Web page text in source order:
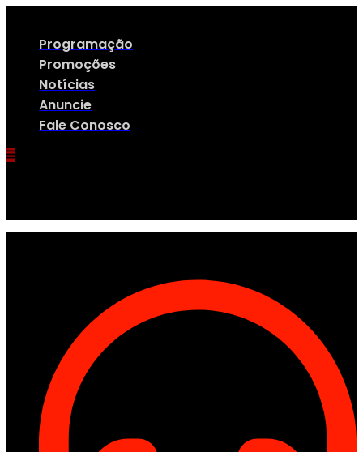
Programação
Promoções
Notícias
Anuncie
Fale Conosco